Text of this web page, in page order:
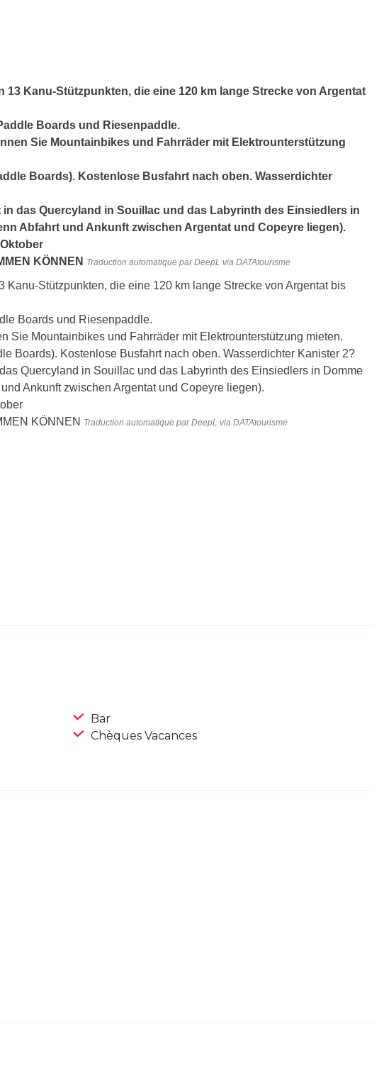
13 Kanu-Stützpunkten, die eine 120 km lange Strecke von Argentat
Boards und Riesenpaddle.
Sie Mountainbikes und Fahrräder mit Elektrounterstützung
Boards). Kostenlose Busfahrt nach oben. Wasserdichter
das Quercyland in Souillac und das Labyrinth des Einsiedlers in
Abfahrt und Ankunft zwischen Argentat und Copeyre liegen).
KÖNNEN Traduction automatique par DeepL via DATAtourisme
Kanu-Stützpunkten, die eine 120 km lange Strecke von Argentat bis
Boards und Riesenpaddle.
Sie Mountainbikes und Fahrräder mit Elektrounterstützung mieten.
Boards). Kostenlose Busfahrt nach oben. Wasserdichter Kanister 2?
Quercyland in Souillac und das Labyrinth des Einsiedlers in Domme
Ankunft zwischen Argentat und Copeyre liegen).
KÖNNEN Traduction automatique par DeepL via DATAtourisme
Bar
Chèques Vacances